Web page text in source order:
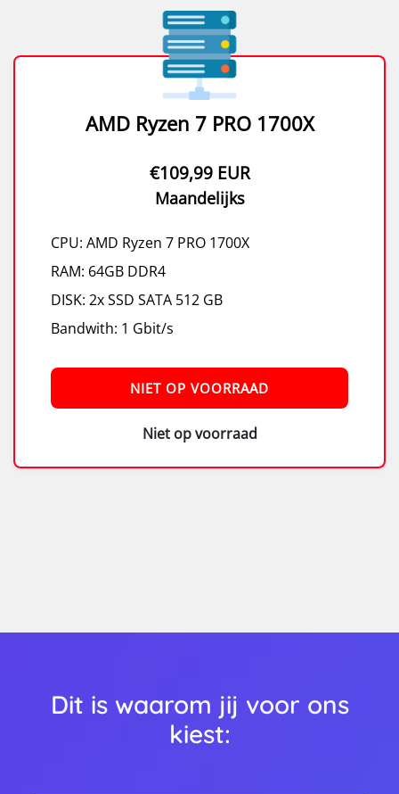
AMD Ryzen 7 PRO 1700X
€109,99 EUR
Maandelijks
CPU: AMD Ryzen 7 PRO 1700X
RAM: 64GB DDR4
DISK: 2x SSD SATA 512 GB
Bandwith: 1 Gbit/s
NIET OP VOORRAAD
Niet op voorraad
Dit is waarom jij voor ons
kiest: